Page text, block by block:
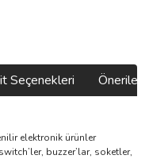
Seçenekleri
elektronik ürünler
buzzer’lar, soketler,